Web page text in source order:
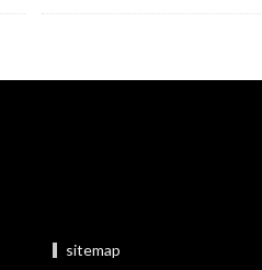
sitemap